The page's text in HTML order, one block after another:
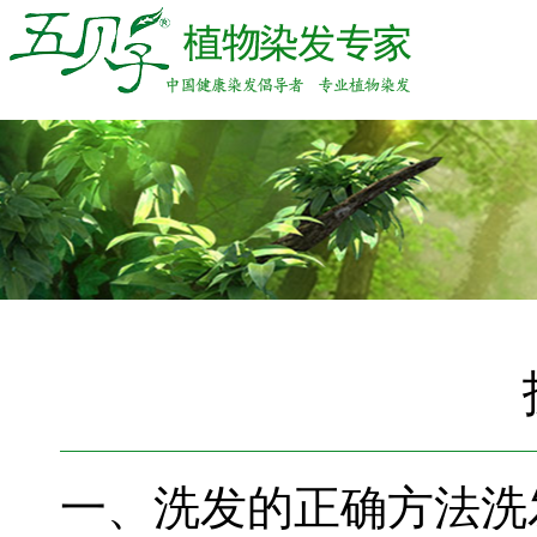
一、洗发的正确方法